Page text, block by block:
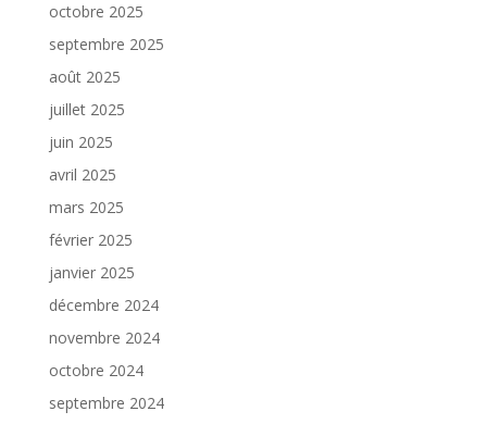
octobre 2025
septembre 2025
août 2025
juillet 2025
juin 2025
avril 2025
mars 2025
février 2025
janvier 2025
décembre 2024
novembre 2024
octobre 2024
septembre 2024